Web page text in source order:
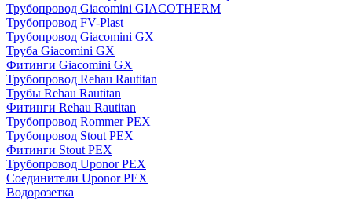
Трубопровод Giacomini GIACOTHERM
Трубопровод FV-Plast
Трубопровод Giacomini GX
Труба Giacomini GX
Фитинги Giacomini GX
Трубопровод Rehau Rautitan
Трубы Rehau Rautitan
Фитинги Rehau Rautitan
Трубопровод Rommer PEX
Трубопровод Stout PEX
Фитинги Stout PEX
Трубопровод Uponor PEX
Соединители Uponor PEX
Водорозетка